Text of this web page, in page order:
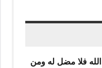
الله فلا مضل له ومن